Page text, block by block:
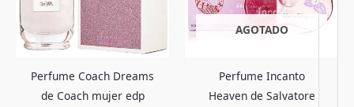
Perfume Coach Dreams
de Coach mujer edp
AGOTADO
Perfume Incanto
Heaven de Salvatore